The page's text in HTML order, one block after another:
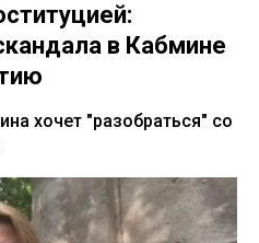
в Кабмине
хочет "разобраться" со